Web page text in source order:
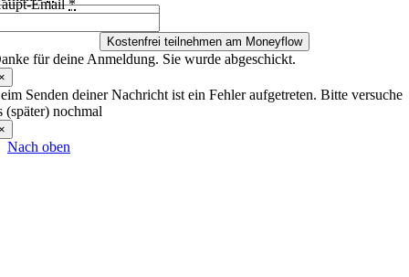
Email*
Kostenfrei teilnehmen am Moneyflow
für deine Anmeldung. Sie wurde abgeschickt.
Senden deiner Nachricht ist ein Fehler aufgetreten. Bitte versuche
(später) nochmal
Nach oben